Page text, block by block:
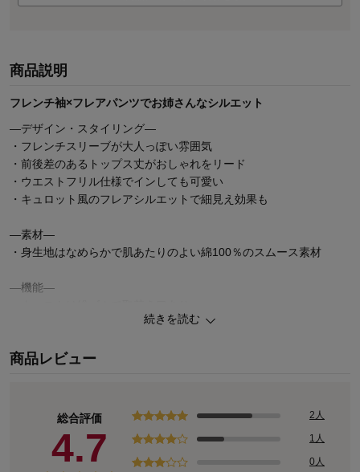
商品説明
フレンチ袖×フレアパンツでお姉さんなシルエット
―デザイン・スタイリング―
・フレンチスリーブが大人っぽい雰囲気
・前後差のあるトップス丈がおしゃれをリード
・ウエストフリル仕様でインしても可愛い
・キュロット風のフレアシルエットで細見え効果も
―素材―
・身生地はなめらかで肌あたりのよい綿100％のスムース素材
―機能―
・後ろ右のみポケット付き
◆Papel lapiz（パペルラピス）
今のリアルなジュニア＆ティーンの体形に合わせた独自のサイズを
続きを読む
商品レビュー
総合評価
4.7
2人
1人
0人